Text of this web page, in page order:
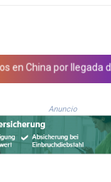
AZN
BDT
BHD
BIF
BMD
por llegada del
Anuncio